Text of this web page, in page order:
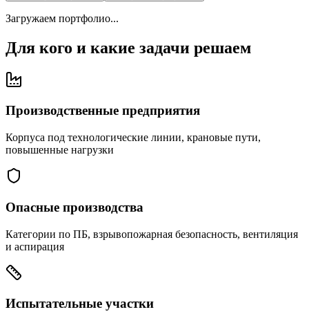
Загружаем портфолио...
Для кого и какие задачи решаем
Производственные предприятия
Корпуса под технологические линии, крановые пути,
повышенные нагрузки
Опасные производства
Категории по ПБ, взрывопожарная безопасность, вентиляция
и аспирация
Испытательные участки